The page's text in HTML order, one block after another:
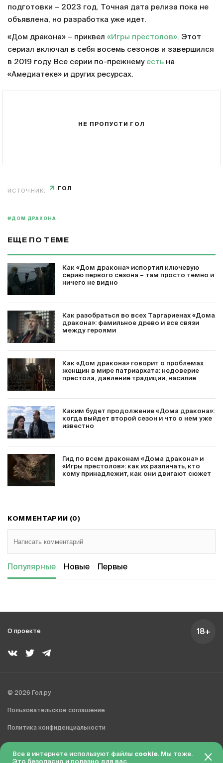
подготовки – 2023 год. Точная дата релиза пока не
объявлена, но разработка уже идет.
«Дом дракона» – приквел «Игры престолов». Этот
сериал включал в себя восемь сезонов и завершился
в 2019 году. Все серии по-прежнему есть на
«Амедиатеке» и других ресурсах.
НЕ ПРОПУСТИ ГОЛ
ИСТОЧНИК: ГОЛ
#ДОМ ДРАКОНА
ЕЩЕ ПО ТЕМЕ
Как «Дом дракона» испортил ключевую
серию первого сезона – там просто темно и
ничего не видно
Как разобраться во всех Таргариенах «Дома
дракона»: фамильное древо и все связи
между героями
Как «Дом дракона» говорит о проблемах
женщин в мире патриархата: недоверие
престола, давление традиций, насилие
Каким будет продолжение «Дома дракона»:
когда выйдет второй сезон и что о нем уже
известно
Гид по всем драконам «Дома дракона» и
«Игры престолов»: как их различать, кто
кому принадлежит, как они двигают сюжет
КОММЕНТАРИИ (0)
Популярные Новые Первые
О проекте 18+
© 2026 Гол.ру
Пользовательское соглашение
Политика конфиденциальности
Все в интернете используют файлы cookie. Мы тоже.
Это безопасно и полезно для вас